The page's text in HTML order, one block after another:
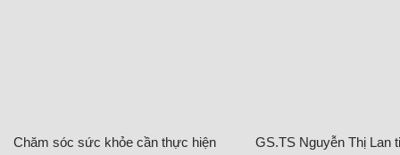
Chăm sóc sức khỏe cần thực hiện
GS.TS Nguyễn Thị Lan